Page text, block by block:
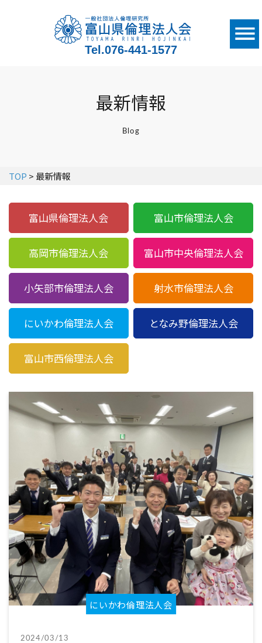
Tel.076-441-1577
最新情報
Blog
TOP > 最新情報
富山県倫理法人会 富山市倫理法人会
高岡市倫理法人会 富山市中央倫理法人会
小矢部市倫理法人会 射水市倫理法人会
にいかわ倫理法人会 となみ野倫理法人会
富山市西倫理法人会
にいかわ倫理法人会
2024/03/13